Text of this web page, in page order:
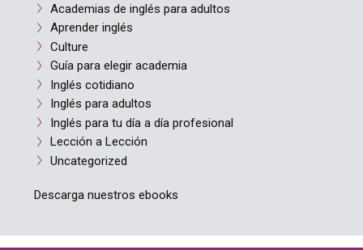
Academias de inglés para adultos
Aprender inglés
Culture
Guía para elegir academia
Inglés cotidiano
Inglés para adultos
Inglés para tu día a día profesional
Lección a Lección
Uncategorized
Descarga nuestros ebooks